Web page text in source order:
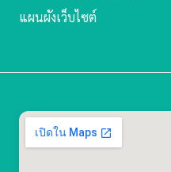
แผนผังเว็บไซต์